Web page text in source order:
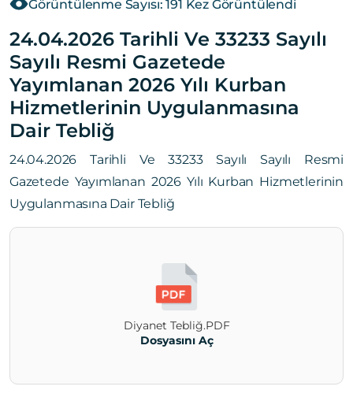
Görüntülenme Sayısı: 191 Kez Görüntülendi
24.04.2026 Tarihli Ve 33233 Sayılı
Sayılı Resmi Gazetede
Yayımlanan 2026 Yılı Kurban
Hizmetlerinin Uygulanmasına
Dair Tebliğ
24.04.2026 Tarihli Ve 33233 Sayılı Sayılı Resmi
Gazetede Yayımlanan 2026 Yılı Kurban Hizmetlerinin
Uygulanmasına Dair Tebliğ
Diyanet Tebliğ.PDF
Dosyasını Aç